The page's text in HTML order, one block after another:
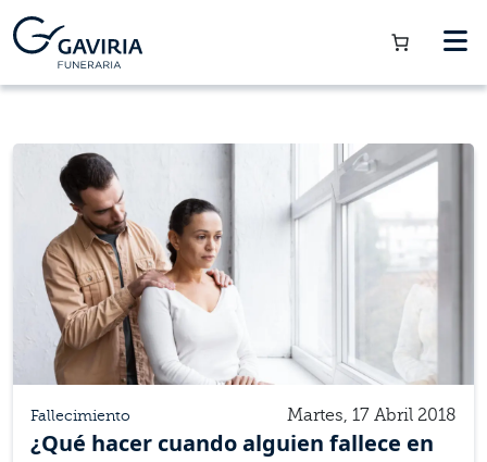
Fallecimiento Martes, 17 Abril 2018
¿Qué hacer cuando alguien fallece en